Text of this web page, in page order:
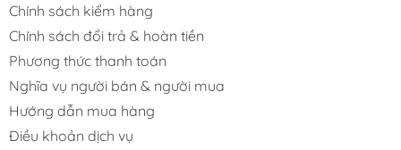
Chính sách kiểm hàng
Chính sách đổi trả & hoàn tiền
Phương thức thanh toán
Nghĩa vụ người bán & người mua
Hướng dẫn mua hàng
Điều khoản dịch vụ